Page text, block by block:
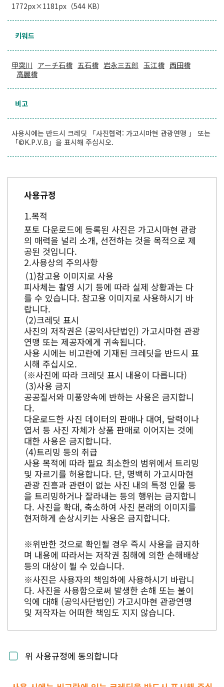
1772px×1181px（544 KB）
키워드
甲突川 アーチ石橋 五石橋 岩永三五郎 玉江橋 西田橋
高麗橋
비고
사용시에는 반드시 크레딧 「사진협력: 가고시마현 관광연맹 」 또는
「©K.P.V.B」을 표시해 주십시오.
사용규정
목적
포토 다운로드에 등록된 사진은 가고시마현 관광
의 매력을 널리 소개, 선전하는 것을 목적으로 제
공된 것입니다.
사용상의 주의사항
참고용 이미지로 사용
피사체는 촬영 시기 등에 따라 실제 상황과는 다
를 수 있습니다. 참고용 이미지로 사용하시기 바
랍니다.
크레딧 표시
사진의 저작권은 (공익사단법인) 가고시마현 관광
연맹 또는 제공자에게 귀속됩니다.
사용 시에는 비고란에 기재된 크레딧을 반드시 표
시해 주십시오.
(※사진에 따라 크레딧 표시 내용이 다릅니다)
사용 금지
공공질서와 미풍양속에 반하는 사용은 금지합니
다.
다운로드한 사진 데이터의 판매나 대여, 달력이나
엽서 등 사진 자체가 상품 판매로 이어지는 것에
대한 사용은 금지합니다.
트리밍 등의 취급
사용 목적에 따라 필요 최소한의 범위에서 트리밍
및 자르기를 허용합니다. 단, 명백히 가고시마현
관광 진흥과 관련이 없는 사진 내의 특정 인물 등
을 트리밍하거나 잘라내는 등의 행위는 금지합니
다. 사진을 확대, 축소하여 사진 본래의 이미지를
현저하게 손상시키는 사용은 금지합니다.
※위반한 것으로 확인될 경우 즉시 사용을 금지하
며 내용에 따라서는 저작권 침해에 의한 손해배상
등의 대상이 될 수 있습니다.
※사진은 사용자의 책임하에 사용하시기 바랍니
다. 사진을 사용함으로써 발생한 손해 또는 불이
익에 대해 (공익사단법인) 가고시마현 관광연맹
및 저작자는 어떠한 책임도 지지 않습니다.
위 사용규정에 동의합니다